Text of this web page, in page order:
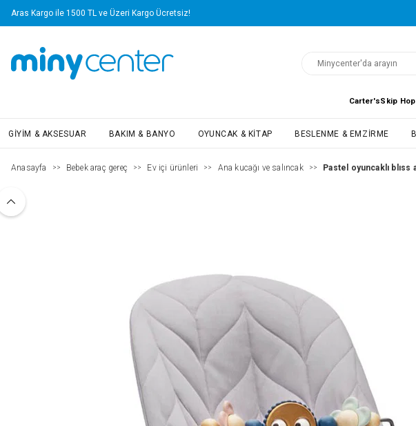
Aras Kargo ile 1500 TL ve Üzeri Kargo Ücretsiz!
Carter'sSkip Hop
GIYIM & AKSESUAR BAKIM & BANYO OYUNCAK & KITAP BESLENME & EMZIRME
Anasayfa >> Bebek araç gereç >> Ev içi ürünleri >> Ana kucağı ve salıncak >> Pastel oyuncaklı blıss